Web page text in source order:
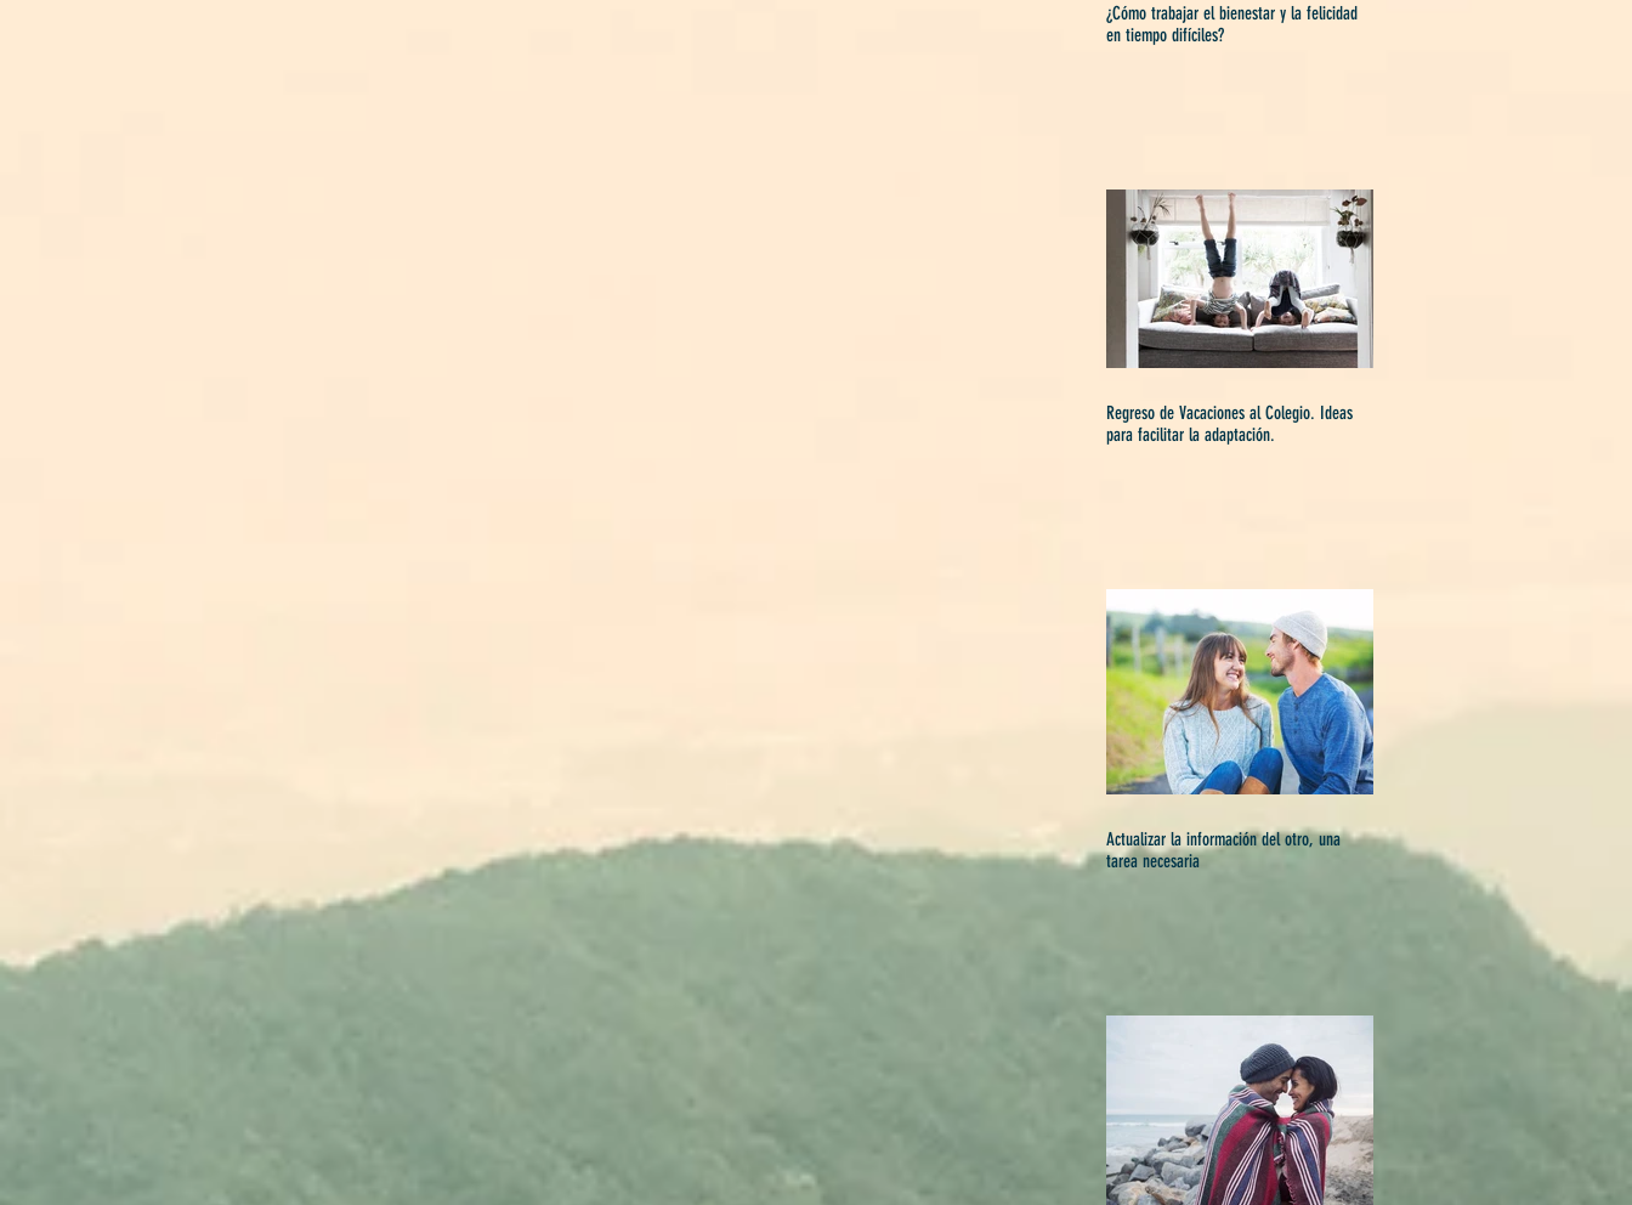
¿Cómo trabajar el bienestar y la felicidad
en tiempo difíciles?
Regreso de Vacaciones al Colegio. Ideas
para facilitar la adaptación.
Actualizar la información del otro, una
tarea necesaria